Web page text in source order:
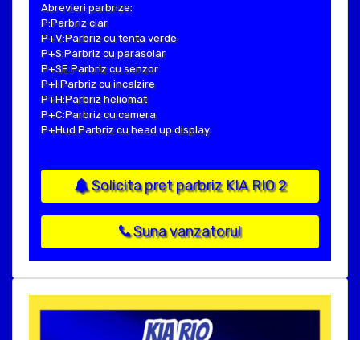
Abrevieri parbrize:
P:Parbriz clar
P+V:Parbriz cu tenta verde
P+S:Parbriz cu parasolar
P+SE:Parbriz cu senzor
P+I:Parbriz cu incalzire
P+H:Parbriz heliomat
P+C:Parbriz cu camera
P+Hud:Parbriz cu head up display
Solicita pret parbriz KIA RIO 2
Suna vanzatorul